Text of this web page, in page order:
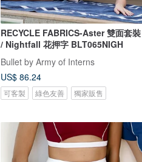
RECYCLE FABRICS-Aster 雙面套裝
/ Nightfall 花押字 BLT065NIGH
Bullet by Army of Interns
US$ 86.24
可客製 綠色友善 獨家販售